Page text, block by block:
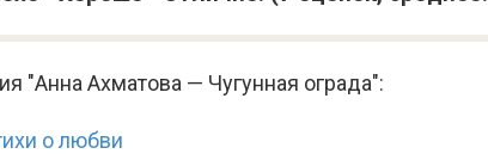
"Анна Ахматова — Чугунная ограда":
о любви